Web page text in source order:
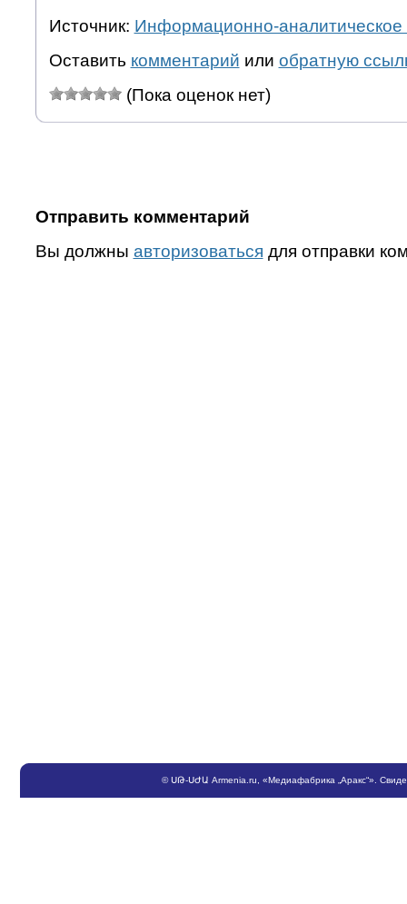
Источник: Информационно-аналитическое
Оставить комментарий или обратную
(Пока оценок нет)
Отправить комментарий
Вы должны авторизоваться для отправки
©ՍԹ-ՍԺԱ Armenia.ru , «Медиафабрика „Аракс“».